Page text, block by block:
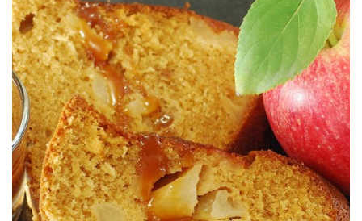
Mejorando clásicos caseros.